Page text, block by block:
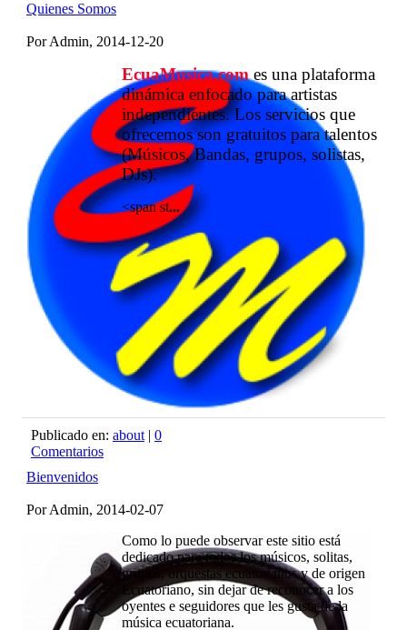
Quienes Somos
Por Admin, 2014-12-20
EcuaMusica.comes una plataforma
dinámica enfocado para artistas
independientes. Los servicios que
ofrecemos son gratuitos para talentos
(Músicos, Bandas, grupos, solistas,
DJs).
<span st...
Publicado en: about | 0
Comentarios
Bienvenidos
Por Admin, 2014-02-07
Como lo puede observar este sitio está
dedicado para todos los músicos, solitas,
grupos, orquestas ecuatorianos y de origen
Ecuatoriano, sin dejar de reconocer a los
oyentes e seguidores que les gusta de la
música ecuatoriana.